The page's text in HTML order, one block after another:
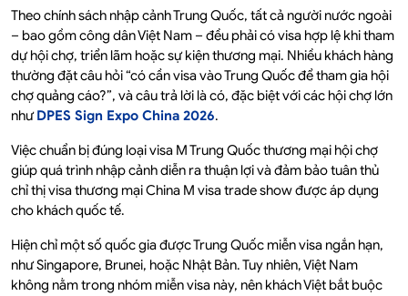
Theo chính sách nhập cảnh Trung Quốc, tất cả người nước ngoài
– bao gồm công dân Việt Nam – đều phải có visa hợp lệ khi tham
dự hội chợ, triển lãm hoặc sự kiện thương mại. Nhiều khách hàng
thường đặt câu hỏi “có cần visa vào Trung Quốc để tham gia hội
chợ quảng cáo?”, và câu trả lời là có, đặc biệt với các hội chợ lớn
nhưDPES Sign Expo China 2026.
Việc chuẩn bị đúng loại visa M Trung Quốc thương mại hội chợ
giúp quá trình nhập cảnh diễn ra thuận lợi và đảm bảo tuân thủ
chỉ thị visa thương mại China M visa trade show được áp dụng
cho khách quốc tế.
Hiện chỉ một số quốc gia được Trung Quốc miễn visa ngắn hạn,
như Singapore, Brunei, hoặc Nhật Bản. Tuy nhiên, Việt Nam
không nằm trong nhóm miễn visa này, nên khách Việt bắt buộc